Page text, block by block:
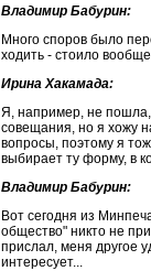
Владимир Бабурин:
Много споров было
ходить - стоило
Ирина Хакамада:
Я, например, не
совещания, но я хожу
вопросы, поэтому я
выбирает ту форму, в
Владимир Бабурин:
Вот сегодня из
общество" никто не
прислал, меня другое
интересует...